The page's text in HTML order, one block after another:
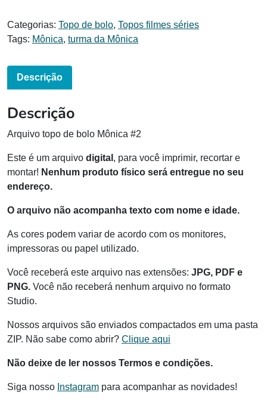
Categorias: Topo de bolo, Topos filmes séries
Tags: Mônica, turma da Mônica
Descrição
Descrição
Arquivo topo de bolo Mônica #2
Este é um arquivo digital , para você imprimir, recortar e
montar! Nenhum produto físico será entregue no seu
endereço.
O arquivo não acompanha texto com nome e idade.
As cores podem variar de acordo com os monitores,
impressoras ou papel utilizado.
Você receberá este arquivo nas extensões: JPG, PDF e
PNG. Você não receberá nenhum arquivo no formato
Studio.
Nossos arquivos são enviados compactados em uma pasta
ZIP. Não sabe como abrir? Clique aqui
Não deixe de ler nossos Termos e condições.
Siga nosso Instagram para acompanhar as novidades!